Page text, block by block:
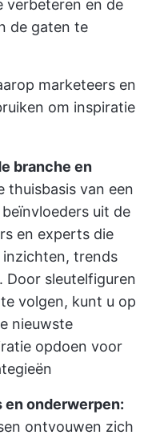
verbeteren en de
de gaten te
marketeers en
om inspiratie
branche en
thuisbasis van een
uit de
en experts die
trends
Door sleutelfiguren
volgen, kunt u op
nieuwste
opdoen voor
en onderwerpen:
ontvouwen zich